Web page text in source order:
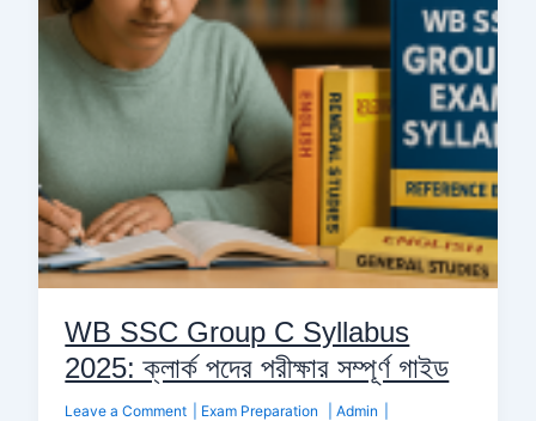
WB SSC Group C Syllabus
2025: ক্লার্ক পদের পরীক্ষার সম্পূর্ণ গাইড
Leave a Comment Exam Preparation |Admin
ক্লার্ক
পদের
পরীক্ষার
সম্পূর্ণ